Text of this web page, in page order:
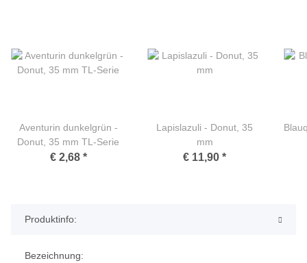
Produktinfo:
Bezeichnung:
Aventurin dunkelgrün -
Donut, 35 mm TL-Serie
€ 2,68 *
Lapislazuli - Donut, 35
mm
€ 11,90 *